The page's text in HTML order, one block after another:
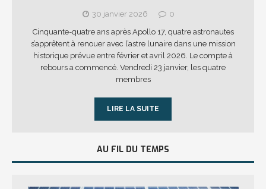
30 janvier 2026
0
Cinquante-quatre ans après Apollo 17, quatre astronautes
s’apprêtent à renouer avec l’astre lunaire dans une mission
historique prévue entre février et avril 2026. Le compte à
rebours a commencé. Vendredi 23 janvier, les quatre
membres
LIRE LA SUITE
AU FIL DU TEMPS